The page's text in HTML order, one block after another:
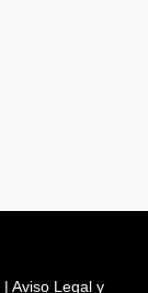
| Aviso Legal y